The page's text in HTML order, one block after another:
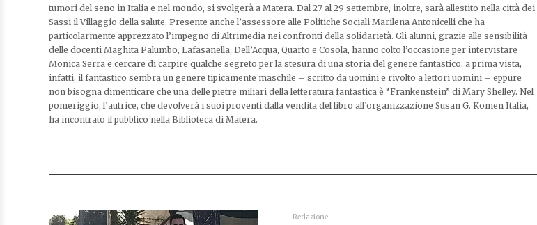
tumori del seno in Italia e nel mondo, si svolgerà a Matera. Dal 27 al 29 settembre, inoltre, sarà allestito nella città dei
Sassi il Villaggio della salute. Presente anche l’assessore alle Politiche Sociali Marilena Antonicelli che ha
particolarmente apprezzato l’impegno di Altrimedia nei confronti della solidarietà. Gli alunni, grazie alle sensibilità
delle docenti Maghita Palumbo, Lafasanella, Dell’Acqua, Quarto e Cosola, hanno colto l’occasione per intervistare
Monica Serra e cercare di carpire qualche segreto per la stesura di una storia del genere fantastico: a prima vista,
infatti, il fantastico sembra un genere tipicamente maschile – scritto da uomini e rivolto a lettori uomini – eppure
non bisogna dimenticare che una delle pietre miliari della letteratura fantastica è “Frankenstein” di Mary Shelley. Nel
pomeriggio, l’autrice, che devolverà i suoi proventi dalla vendita del libro all’organizzazione Susan G. Komen Italia,
ha incontrato il pubblico nella Biblioteca di Matera.
Redazione